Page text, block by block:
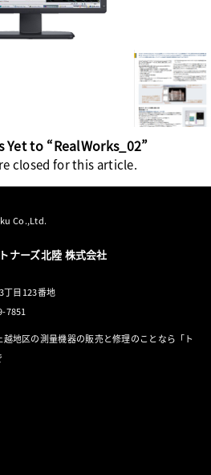
Yet to “RealWorks_02”
closed for this article.
Co.,Ltd.
ナーズ北陸 株式会社
丁目123番地
7851
地区の測量機器の販売と修理のことなら「ト